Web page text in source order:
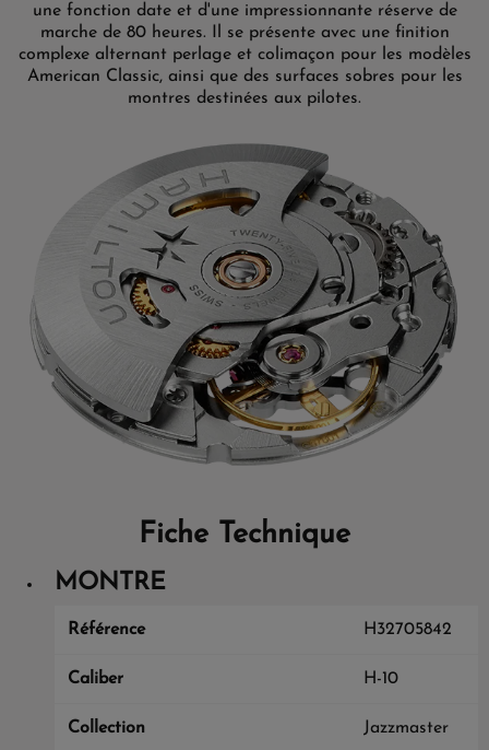
une fonction date et d'une impressionnante réserve de
marche de 80 heures. Il se présente avec une finition
complexe alternant perlage et colimaçon pour les modèles
American Classic, ainsi que des surfaces sobres pour les
montres destinées aux pilotes.
Fiche Technique
MONTRE
Référence H32705842
Caliber H-10
Collection Jazzmaster